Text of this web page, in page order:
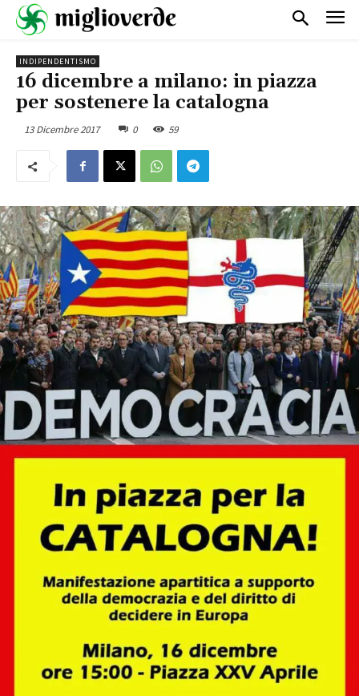
INDIPENDENTISMO
16 dicembre a milano: in piazza
per sostenere la catalogna
13 Dicembre 2017 0 59